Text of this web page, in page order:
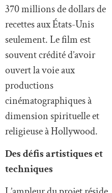
370 millions de dollars de
recettes aux États-Unis
seulement. Le film est
souvent crédité d’avoir
ouvert la voie aux
productions
cinématographiques à
dimension spirituelle et
religieuse à Hollywood.
Des défis artistiques et
techniques